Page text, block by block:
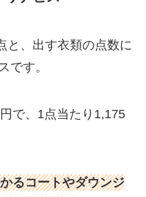
と、出す衣類の点数に
です。
で、1点当たり1,175
るコートやダウンジ